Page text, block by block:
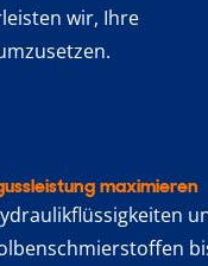
wir, Ihre
maximieren